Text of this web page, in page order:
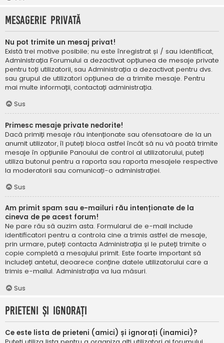
Mesagerie privată
Nu pot trimite un mesaj privat!
Există trei motive posibile; nu este înregistrat și / sau identificat,
Administrația Forumului a dezactivat opțiunea de mesaje private
pentru toți utilizatorii, sau Administrația a dezactivat pentru dvs.
sau grupul de utilizatori opțiunea de a trimite mesaje. Pentru
mai multe informații, contactați administrația.
Sus
Primesc mesaje private nedorite!
Dacă primiți mesaje rău intenționate sau ofensatoare de la un
anumit utilizator, îl puteți bloca astfel încât să nu vă poată trimite
mesaje în opțiunile Panoului de control al utilizatorului, puteți
utiliza butonul pentru a raporta sau raporta mesajele respective
la moderatorii sau comunicați-o administrației.
Sus
Am primit spam sau e-mailuri rău intenționate de la
cineva de pe acest forum!
Ne pare rău să auzim asta. Formularul de e-mail include
identificatori pentru a controla cine a trimis astfel de mesaje,
prin urmare, puteți contacta Administrația și le puteți trimite o
copie completă a mesajului primit. Este foarte important să
includeți antetul, deoarece conține datele utilizatorului care a
trimis e-mailul. Administrația va lua măsuri.
Sus
Prieteni și ignorați
Ce este lista de prieteni (amici) și ignorați (inamici)?